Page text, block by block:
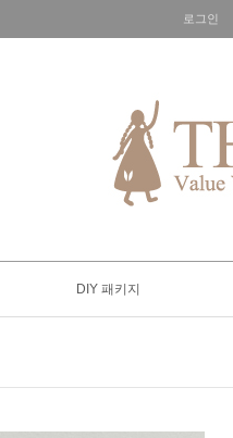
로그인
DIY 패키지